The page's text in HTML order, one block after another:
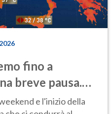
fino a
breve pausa.
e l'inizio della